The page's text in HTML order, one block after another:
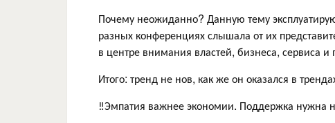
Почему неожиданно? Данную тему
разных конференциях слышала от их
в центре внимания властей, бизнеса, сервиса и
Итого: тренд не нов, как же он оказался в
‼Эмпатия важнее экономии. Поддержка нужна